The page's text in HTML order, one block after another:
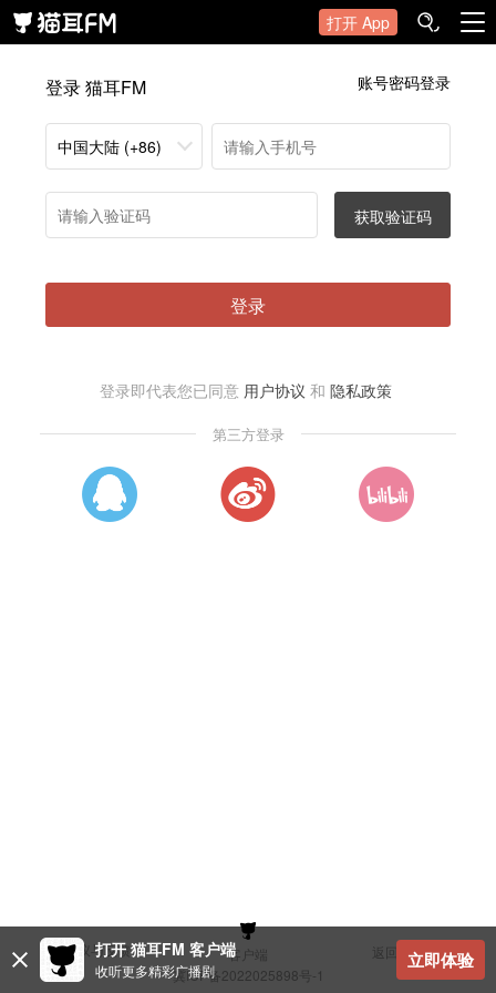
打开 App
登录 猫耳FM 账号密码登录
中国大陆 (+86)
获取验证码
登录
登录即代表您已同意 用户协议 和 隐私政策
第三方登录
建议与反馈 客户端
返回顶部
冀ICP备2022025898号-1
打开 猫耳FM 客户端
收听更多精彩广播剧 立即体验